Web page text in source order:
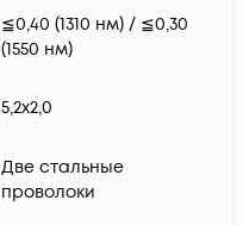
≦0,40 (1310 нм) / ≦0,30
(1550 нм)
5,2х2,0
Две стальные
проволоки